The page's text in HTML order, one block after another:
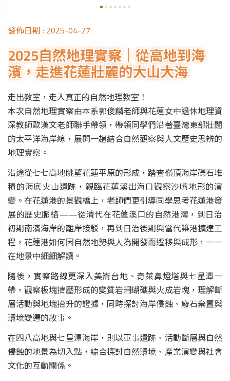
發佈日期 : 2025-04-27
2025自然地理實察｜從高地到海
濱，走進花蓮壯麗的大山大海
走出教室，走入真正的自然地理教室！
本次自然地理實察由本系郭俊麟老師與花蓮女中退休地理資
深教師歐漢文老師聯手帶領，帶領同學們沿著臺灣東部壯闊
的太平洋海岸線，展開一趟結合自然觀察與人文歷史思辨的
地理實察。
沿途從七七高地眺望花蓮平原的形成，踏查嶺頂海岸礫石堆
積的海底火山遺跡，親臨花蓮溪出海口觀察沙嘴地形的演
變。在花蓮港的景觀橋上，老師們更引導同學思考花蓮港發
展的歷史脈絡——從清代在花蓮溪口的自然港灣，到日治
初期南濱海岸的離岸接駁，再到日治後期與當代築港擴建工
程，花蓮港如何因自然地勢與人為開發而遷移與成形，一一
在地景中細細解讀。
隨後，實察路線更深入美崙台地、奇萊鼻燈塔與七星潭一
帶，觀察板塊擠壓形成的變質岩珊瑚礁與火成岩塊，理解斷
層活動與地塊抬升的證據，同時探討海岸侵蝕、廢石棄置與
環境變遷的故事。
在四八高地與七星潭海岸，則以軍事遺跡、活動斷層與自然
侵蝕的地景為切入點，綜合探討自然環境、產業演變與社會
文化的互動關係。